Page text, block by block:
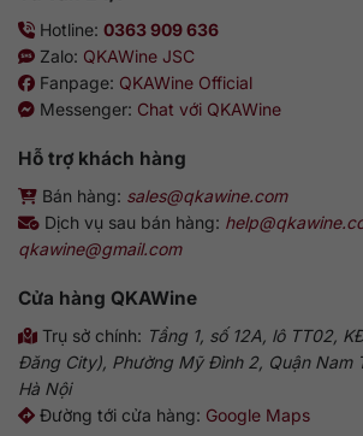
Hotline: 0363 909 636
Zalo: QKAWine JSC
Fanpage: QKAWine Official
Messenger: Chat với QKAWine
Hỗ trợ khách hàng
Bán hàng: sales@qkawine.com
Dịch vụ sau bán hàng:
qkawine@gmail.com
Cửa hàng QKAWine
Trụ sở chính: Tầng 1, số 12A, lô TT02,
Đăng City), Phường Mỹ Đình 2, Quận Nam
Hà Nội
Đường tới cửa hàng: Google Maps